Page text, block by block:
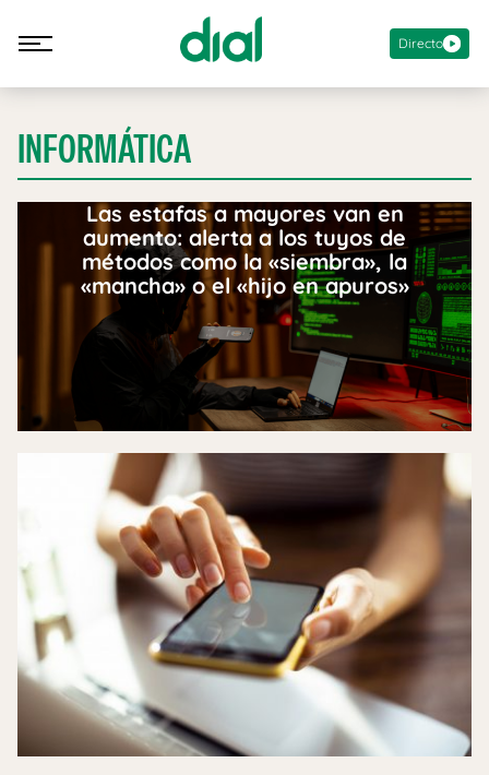
Directo
INFORMÁTICA
Las estafas a mayores van en
aumento: alerta a los tuyos de
métodos como la «siembra», la
«mancha» o el «hijo en apuros»